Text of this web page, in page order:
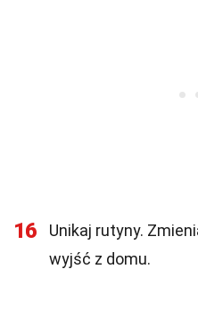
16
Unikaj rutyny.
wyjść z domu.